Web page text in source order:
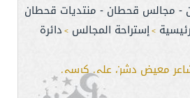
- مجالس قحطان - منتديات قحطان
>إستراحة المجالس > دائرة
معيض دشن على كرسى